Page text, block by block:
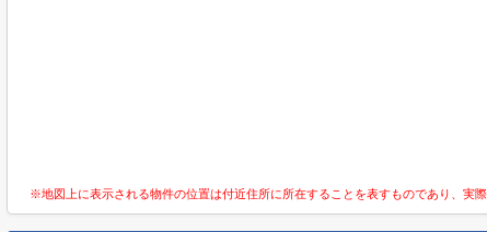
※地図上に表示される物件の位置は付近住所に所在することを表すものであり、実